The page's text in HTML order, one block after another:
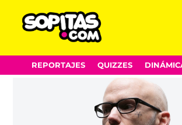
Skip
to
REPORTAJES QUIZZES